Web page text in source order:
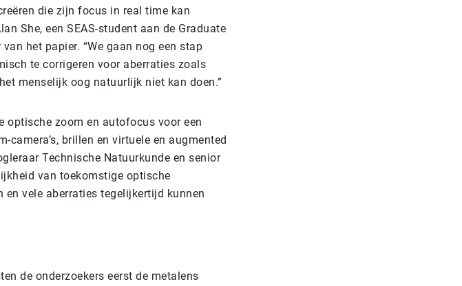
die zijn focus in real time kan
She, een SEAS-student aan de Graduate
het papier. “We gaan nog een stap
te corrigeren voor aberraties zoals
menselijk oog natuurlijk niet kan doen.”
optische zoom en autofocus voor een
camera’s, brillen en virtuele en augmented
Technische Natuurkunde en senior
van toekomstige optische
vele aberraties tegelijkertijd kunnen
de onderzoekers eerst de metalens